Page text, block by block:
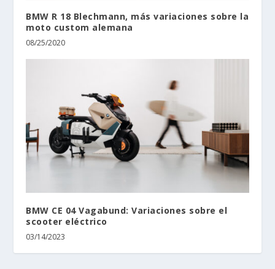
BMW R 18 Blechmann, más variaciones sobre la
moto custom alemana
08/25/2020
BMW CE 04 Vagabund: Variaciones sobre el
scooter eléctrico
03/14/2023